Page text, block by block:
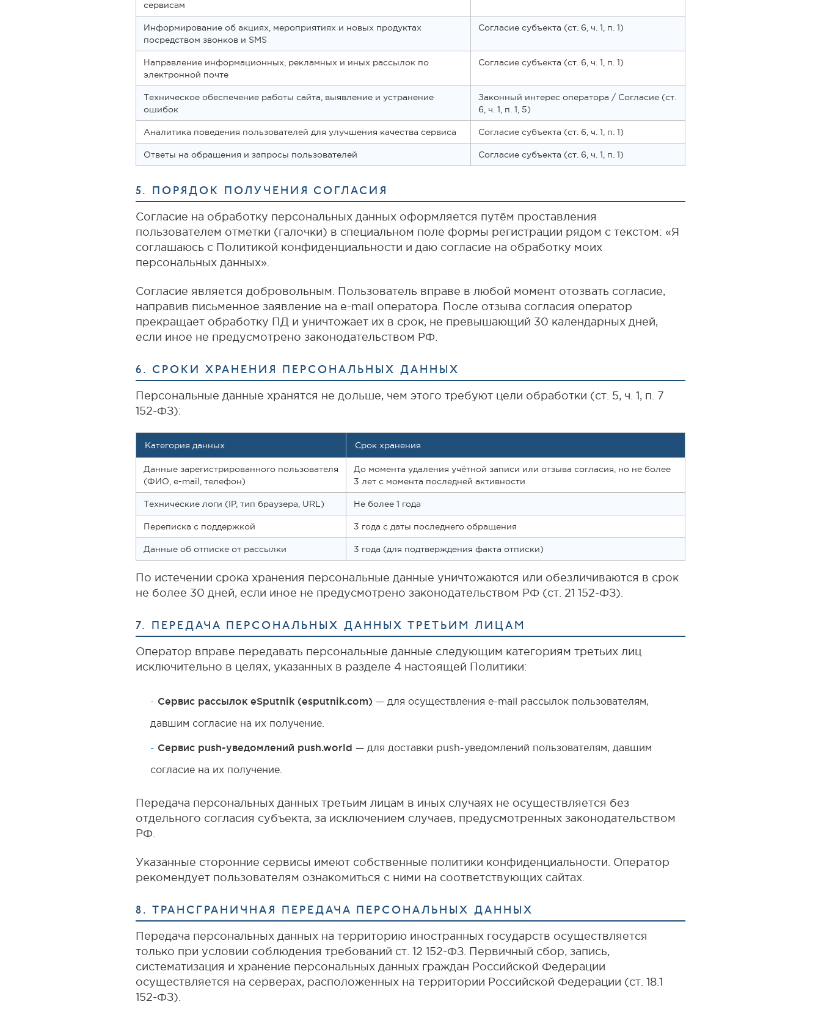
сервисам
Информирование об акциях, мероприятиях и новых продуктах
посредством звонков и SMS
Согласие субъекта (ст. 6, ч. 1, п. 1)
Направление информационных, рекламных и иных рассылок по
электронной почте
Согласие субъекта (ст. 6, ч. 1, п. 1)
Техническое обеспечение работы сайта, выявление и устранение
ошибок
Законный интерес оператора / Согласие (ст.
6, ч. 1, п. 1, 5)
Аналитика поведения пользователей для улучшения качества сервиса Согласие субъекта (ст. 6, ч. 1, п. 1)
Ответы на обращения и запросы пользователей Согласие субъекта (ст. 6, ч. 1, п. 1)
5. ПОРЯДОК ПОЛУЧЕНИЯ СОГЛАСИЯ
Согласие на обработку персональных данных оформляется путём проставления
пользователем отметки (галочки) в специальном поле формы регистрации рядом с текстом: «Я
соглашаюсь с Политикой конфиденциальности и даю согласие на обработку моих
персональных данных».
Согласие является добровольным. Пользователь вправе в любой момент отозвать согласие,
направив письменное заявление на e-mail оператора. После отзыва согласия оператор
прекращает обработку ПД и уничтожает их в срок, не превышающий 30 календарных дней,
если иное не предусмотрено законодательством РФ.
6. СРОКИ ХРАНЕНИЯ ПЕРСОНАЛЬНЫХ ДАННЫХ
Персональные данные хранятся не дольше, чем этого требуют цели обработки (ст. 5, ч. 1, п. 7
152-ФЗ):
Категория данных Срок хранения
Данные зарегистрированного пользователя
(ФИО, e-mail, телефон)
До момента удаления учётной записи или отзыва согласия, но не более
3 лет с момента последней активности
Технические логи (IP, тип браузера, URL) Не более 1 года
Переписка с поддержкой 3 года с даты последнего обращения
Данные об отписке от рассылки 3 года (для подтверждения факта отписки)
По истечении срока хранения персональные данные уничтожаются или обезличиваются в срок
не более 30 дней, если иное не предусмотрено законодательством РФ (ст. 21 152-ФЗ).
7. ПЕРЕДАЧА ПЕРСОНАЛЬНЫХ ДАННЫХ ТРЕТЬИМ ЛИЦАМ
Оператор вправе передавать персональные данные следующим категориям третьих лиц
исключительно в целях, указанных в разделе 4 настоящей Политики:
Сервис рассылок eSputnik (esputnik.com) — для осуществления e-mail рассылок пользователям,
давшим согласие на их получение.
Сервис push-уведомлений push.world — для доставки push-уведомлений пользователям, давшим
согласие на их получение.
Передача персональных данных третьим лицам в иных случаях не осуществляется без
отдельного согласия субъекта, за исключением случаев, предусмотренных законодательством
РФ.
Указанные сторонние сервисы имеют собственные политики конфиденциальности. Оператор
рекомендует пользователям ознакомиться с ними на соответствующих сайтах.
8. ТРАНСГРАНИЧНАЯ ПЕРЕДАЧА ПЕРСОНАЛЬНЫХ ДАННЫХ
Передача персональных данных на территорию иностранных государств осуществляется
только при условии соблюдения требований ст. 12 152-ФЗ. Первичный сбор, запись,
систематизация и хранение персональных данных граждан Российской Федерации
осуществляется на серверах, расположенных на территории Российской Федерации (ст. 18.1
152-ФЗ).